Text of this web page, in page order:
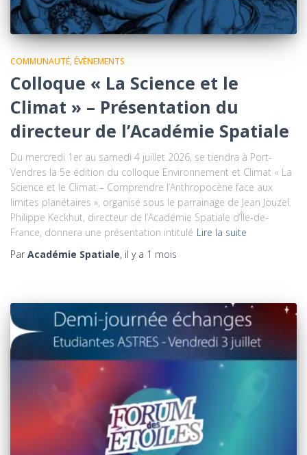
COMMUNAUTÉ ÉVÈNEMENTS
Colloque « La Science et le
Climat » – Présentation du
directeur de l’Académie Spatiale
Du mercredi 1er au samedi 4 juillet 2026, se tiendra à Port-
Vendres la 5e édition du colloque Environnement et Climat « La
Science et le Climat – Comprendre l’Anthropocène face aux
limites planétaires », organisé sous le parrainage de Jean Jouzel.
Philippe Keckhut, directeur de l’Académie Spatiale d’Île-de-
France, donnera une présentation intitulé Lire la suite
Par Académie Spatiale, il y a 1 mois